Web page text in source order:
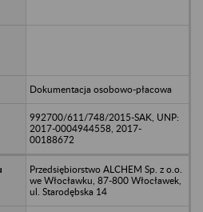
Dokumentacja osobowo-płacowa
992700/611/748/2015-SAK, UNP:
2017-0004944558, 2017-
00188672
Przedsiębiorstwo ALCHEM Sp. z o.o.
we Włocławku, 87-800 Włocławek,
ul. Starodębska 14